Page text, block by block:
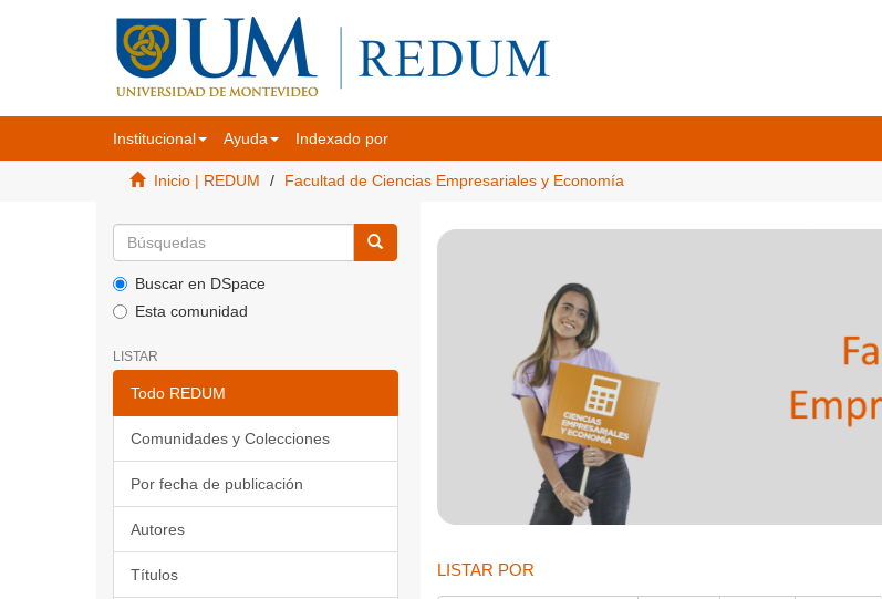
Institucional Ayuda Indexado por
Inicio | REDUM Facultad de Ciencias Empresariales y Economía
Buscar en DSpace
Esta comunidad
LISTAR
Todo REDUM
Comunidades y Colecciones
Por fecha de publicación
Autores
Títulos LISTAR POR